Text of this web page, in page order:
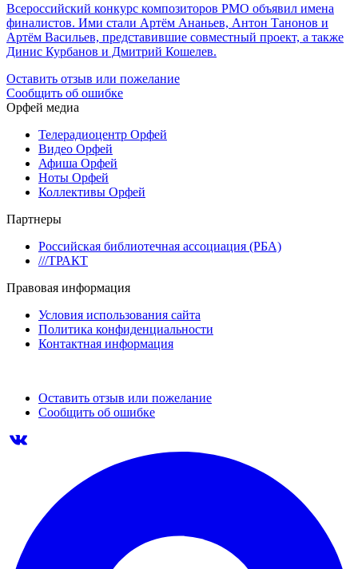
Всероссийский конкурс композиторов РМО объявил имена
финалистов. Ими стали Артём Ананьев, Антон Танонов и
Артём Васильев, представившие совместный проект, а также
Динис Курбанов и Дмитрий Кошелев.
Оставить отзыв или пожелание
Сообщить об ошибке
Орфей медиа
Телерадиоцентр Орфей
Видео Орфей
Афиша Орфей
Ноты Орфей
Коллективы Орфей
Партнеры
Российская библиотечная ассоциация (РБА)
///ТРАКТ
Правовая информация
Условия использования сайта
Политика конфиденциальности
Контактная информация
Оставить отзыв или пожелание
Сообщить об ошибке